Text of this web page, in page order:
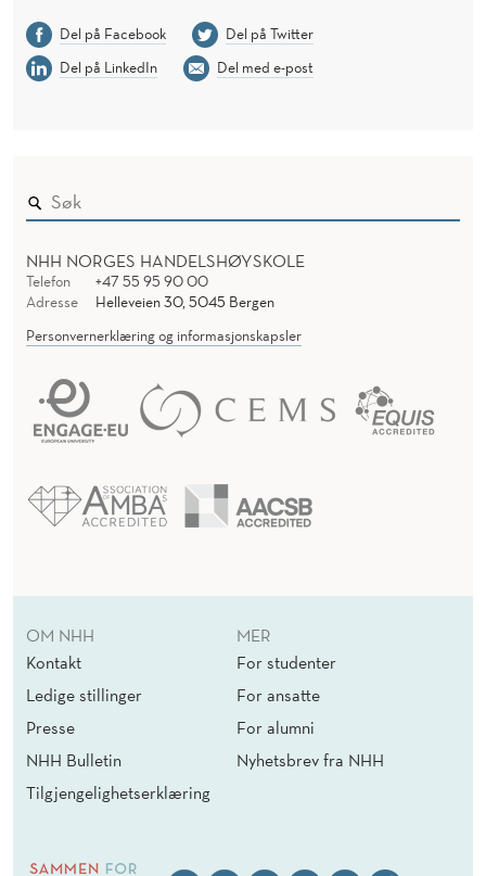
Del på Facebook
Del på Twitter
Del på LinkedIn
Del med e-post
NHH NORGES HANDELSHØYSKOLE
Telefon
+47 55 95 90 00
Adresse
Helleveien 30, 5045 Bergen
Personvernerklæring og informasjonskapsler
OM NHH
Kontakt
Ledige stillinger
Presse
NHH Bulletin
Tilgjengelighetserklæring
MER
For studenter
For ansatte
For alumni
Nyhetsbrev fra NHH